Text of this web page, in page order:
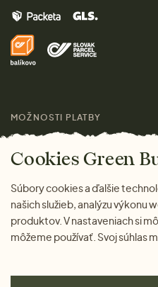
Značky
Pre médiá
Darčeky
Doprava a platba
MOŽNOSTI PLATBY
Cookies Green
Súbory cookies a ďalšie
našich služieb, analýzu výkonu
produktov. V nastaveniach si
môžeme používať. Svoj súhlas